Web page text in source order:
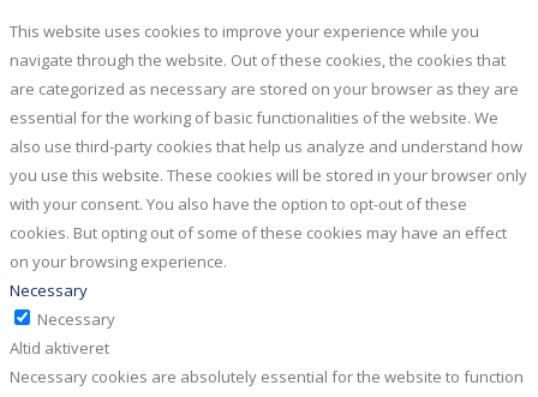
This website uses cookies to improve your experience while you
navigate through the website. Out of these cookies, the cookies that
are categorized as necessary are stored on your browser as they are
essential for the working of basic functionalities of the website. We
also use third-party cookies that help us analyze and understand how
you use this website. These cookies will be stored in your browser only
with your consent. You also have the option to opt-out of these
cookies. But opting out of some of these cookies may have an effect
on your browsing experience.
Necessary
Necessary
Altid aktiveret
Necessary cookies are absolutely essential for the website to function